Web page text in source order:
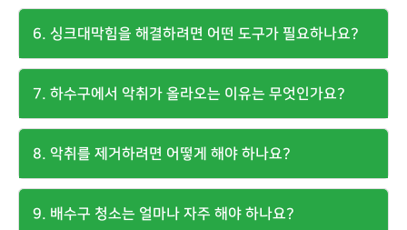
6. 싱크대막힘을 해결하려면 어떤 도구가 필요하나요?
7. 하수구에서 악취가 올라오는 이유는 무엇인가요?
8. 악취를 제거하려면 어떻게 해야 하나요?
9. 배수구 청소는 얼마나 자주 해야 하나요?